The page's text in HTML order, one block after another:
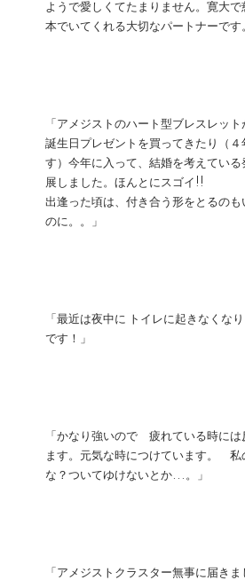
ようで愛しくてたまりません。寛大
本でいてくれる大切なパートナーです
「アメジストのハート型ブレスレッ
誕生日プレゼントを買ってきたり（
す）今年に入って、結婚を考えてい
展しました。ほんとにスゴイ!!
出逢った頃は、付き合う形をとるの
のに。。」
「最近は夜中に トイレに起きなくな
です！」
「かなり強いので 疲れている時には
ます。元気な時につけています。 私
な？ついてゆけないとか...。」
「アメジストクラスター無事に届きま